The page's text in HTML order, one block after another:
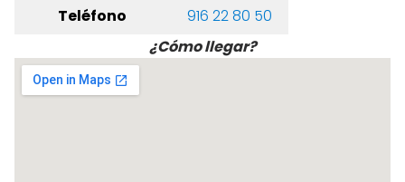
Teléfono
916 22 80 50
¿Cómo llegar?